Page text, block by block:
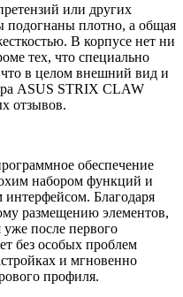
или других
подогнаны плотно, а общая
В корпусе нет ни
тех, что специально
в целом внешний вид и
ASUS STRIX CLAW
отзывов.
обеспечение
набором функций и
Благодаря
размещению элементов,
после первого
без особых проблем
и мгновенно
профиля.